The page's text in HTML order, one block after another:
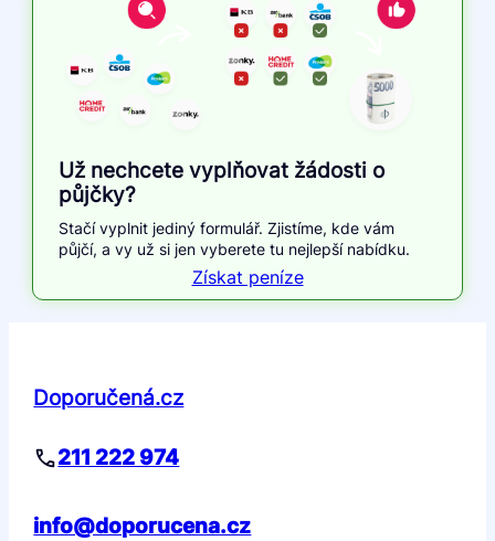
Už nechcete vyplňovat žádosti o
půjčky?
Stačí vyplnit jediný formulář. Zjistíme, kde vám
půjčí, a vy už si jen vyberete tu nejlepší nabídku.
Získat peníze
Doporučená.cz
211 222 974
info@doporucena.cz